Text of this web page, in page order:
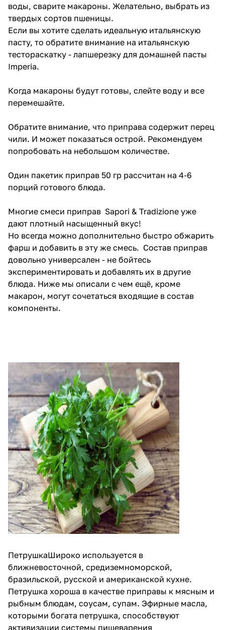
воды, cварите макароны. Желательно, выбрать из
твердых сортов пшеницы.
Если вы хотите сделать идеальную итальянскую
пасту, то обратите внимание на итальянскую
тестораскатку - лапшерезку для домашней пасты
Imperia.
Когда макароны будут готовы, слейте воду и все
перемешайте.
Обратите внимание, что приправа содержит перец
чили. И может показаться острой. Рекомендуем
попробовать на небольшом количестве.
Один пакетик приправ 50 гр рассчитан на 4-6
порций готового блюда.
Многие смеси приправ Sapori & Tradizione уже
дают плотный насыщенный вкус!
Но всегда можно дополнительно быстро обжарить
фарш и добавить в эту же смесь. Состав приправ
довольно универсален - не бойтесь
экспериментировать и добавлять их в другие
блюда. Ниже мы описали с чем ещё, кроме
макарон, могут сочетаться входящие в состав
компоненты.
ПетрушкаШироко используется в
ближневосточной, средиземноморской,
бразильской, русской и американской кухне.
Петрушка хороша в качестве приправы к мясным и
рыбным блюдам, соусам, супам. Эфирные масла,
которыми богата петрушка, способствуют
активизации системы пищеварения